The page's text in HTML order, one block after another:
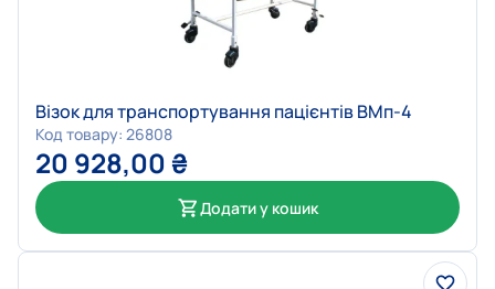
Візок для транспортування пацієнтів ВМп-4
Код товару: 26808
20 928,00 ₴
Додати у кошик